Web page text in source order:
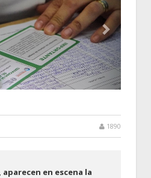
1890
en escena la